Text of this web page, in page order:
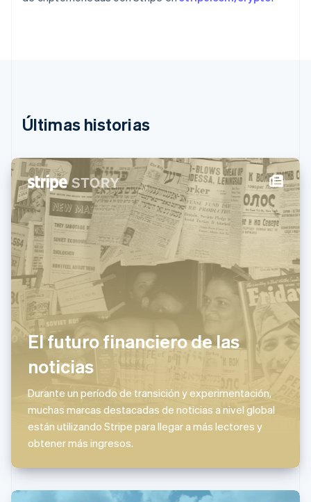
Últimas historias
El futuro financiero de las
noticias
Durante un período de transición y experimentación,
muchas marcas destacadas de noticias a nivel global
están utilizando Stripe para llegar a más lectores y
obtener más ingresos.
English Italiano
Francia
Gibraltar
English
Grecia
English
Hungría
English
India
English
Irlanda
English
Italia
ItalianoEnglish
Japón
日本語 English
Letonia
English
Deutsch English
Lituania
English
Luxemburgo
Malasia